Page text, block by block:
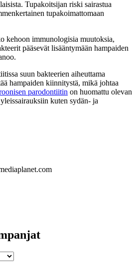
Tupakoitsijan riski sairastua
tupakoimattomaan
kehoon immunologisia muutoksia,
pääsevät lisääntymään hampaiden
suun bakteerien aiheuttama
hampaiden kiinnitystä, mikä johtaa
parodontiitin on huomattu olevan
kuten sydän- ja